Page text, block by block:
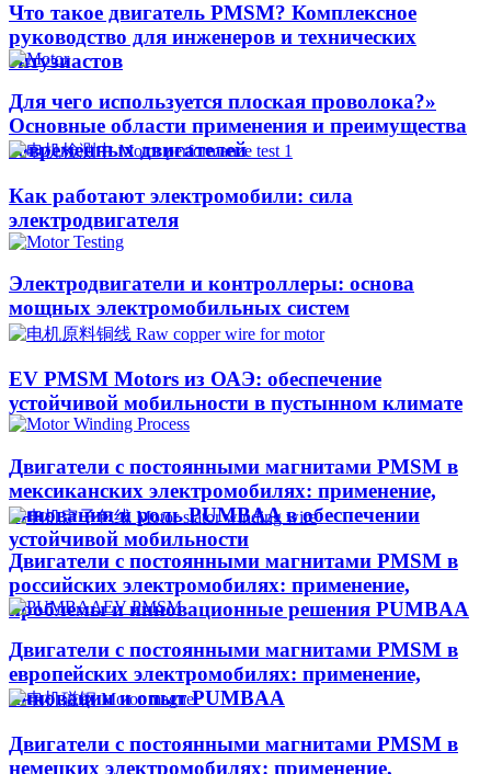
Что такое двигатель PMSM? Комплексное
руководство для инженеров и технических
энтузиастов
Для чего используется плоская проволока?»
Основные области применения и преимущества
современных двигателей
Как работают электромобили: сила
электродвигателя
Электродвигатели и контроллеры: основа
мощных электромобильных систем
EV PMSM Motors из ОАЭ: обеспечение
устойчивой мобильности в пустынном климате​
Двигатели с постоянными магнитами PMSM в
мексиканских электромобилях: применение,
инновации и роль PUMBAA в обеспечении
устойчивой мобильности
Двигатели с постоянными магнитами PMSM в
российских электромобилях: применение,
проблемы и инновационные решения PUMBAA
Двигатели с постоянными магнитами PMSM в
европейских электромобилях: применение,
инновации и опыт PUMBAA
Двигатели с постоянными магнитами PMSM в
немецких электромобилях: применение,